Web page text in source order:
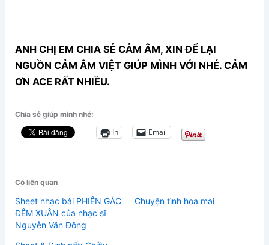
ANH CHỊ EM CHIA SẺ CẢM ÂM, XIN ĐỂ LẠI
NGUỒN CẢM ÂM VIỆT GIÚP MÌNH VỚI NHÉ. CẢM
ƠN ACE RẤT NHIỀU.
Chia sẻ giúp mình nhé:
In Email
Có liên quan
Sheet nhạc bài PHIÊN GÁC
ĐÊM XUÂN của nhạc sĩ
Nguyễn Văn Đông
Chuyện tình hoa mai